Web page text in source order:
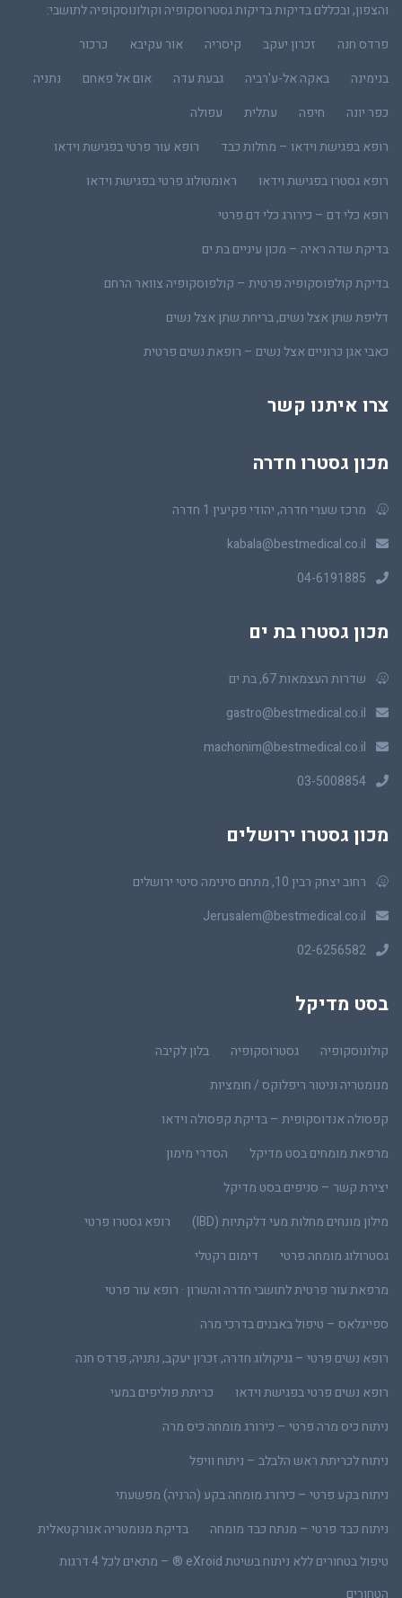
והצפון, ובכללם בדיקות בדיקות גסטרוסקופיה וקולונוסקופיה לתושבי:
פרדס חנה
זכרון יעקב קיסריה אור עקיבא
כרכור
בנימינה
באקה אל-ע'רביה גבעת עדה אום אל פאחם
נתניה
כפר יונה
חיפה עתלית
עפולה
רופא בפגישת וידאו – מחלות כבד
רופא עור פרטי בפגישת וידאו
רופא גסטרו בפגישת וידאו
ראומטולוג פרטי בפגישת וידאו
רופא כלי דם – כירורג כלי דם פרטי
בדיקת שדה ראיה – מכון עיניים בת ים
בדיקת קולפוסקופיה פרטית – קולפוסקופיה צוואר הרחם
דליפת שתן אצל נשים, בריחת שתן אצל נשים
כאבי אגן כרוניים אצל נשים – רופאת נשים פרטית
צרו איתנו קשר
מכון גסטרו חדרה
מרכז שערי חדרה, יהודי פקיעין 1 חדרה
kabala@bestmedical.co.il
04-6191885
מכון גסטרו בת ים
שדרות העצמאות 67, בת ים
gastro@bestmedical.co.il
machonim@bestmedical.co.il
03-5008854
מכון גסטרו ירושלים
רחוב יצחק רבין 10, מתחם סינימה סיטי ירושלים
Jerusalem@bestmedical.co.il
02-6256582
בסט מדיקל
קולונוסקופיה גסטרוסקופיה
בלון לקיבה
מנומטריה וניטור ריפלוקס / חומציות
קפסולה אנדוסקופית – בדיקת קפסולה וידאו
מרפאת מומחים בסט מדיקל
הסדרי מימון
יצירת קשר – סניפים בסט מדיקל
מילון מונחים מחלות מעי דלקתיות (IBD)
רופא גסטרו פרטי
גסטרולוג מומחה פרטי
דימום רקטלי
מרפאת עור פרטית לתושבי חדרה והשרון · רופא עור פרטי
ספייגלאס – טיפול באבנים בדרכי מרה
רופא נשים פרטי – גניקולוג חדרה, זכרון יעקב, נתניה, פרדס חנה
רופא נשים פרטי בפגישת וידאו
כריתת פוליפים במעי
ניתוח כיס מרה פרטי – כירורג מומחה כיס מרה
ניתוח לכריתת ראש הלבלב – ניתוח וויפל
ניתוח בקע פרטי – כירורג מומחה בקע (הרניה) מפשעתי
ניתוח כבד פרטי – מנתח כבד מומחה
בדיקת מנומטריה אנורקטאלית
טיפול בטחורים ללא ניתוח בשיטת eXroid ® – מתאים לכל 4 דרגות
הטחורים